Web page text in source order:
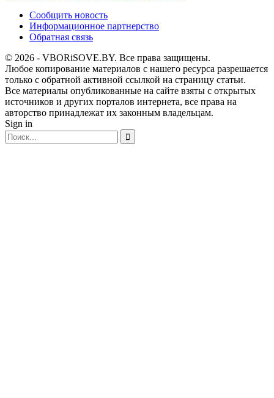
Сообщить новость
Информационное партнерство
Обратная связь
© 2026 - VBORiSOVE.BY. Все права защищены.
Любое копирование материалов с нашего ресурса разрешается
только с обратной активной ссылкой на страницу статьи.
Все материалы опубликованные на сайте взяты с открытых
источников и других порталов интернета, все права на
авторство принадлежат их законным владельцам.
Sign in